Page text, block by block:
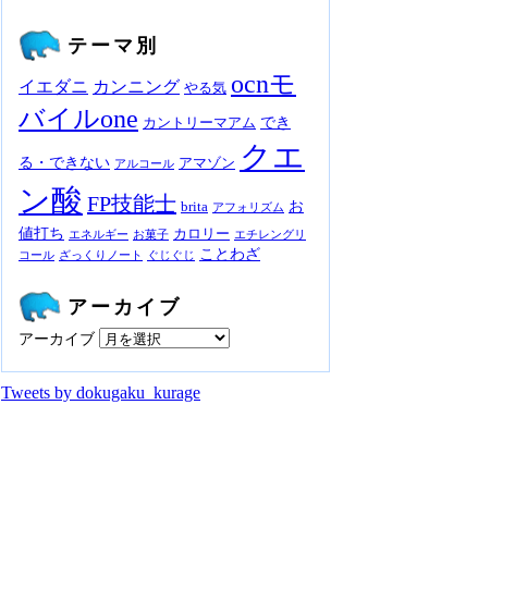
テーマ別
イエダニ カンニング やる気 ocnモ
バイルone カントリーマアム でき
る・できない アルコール アマゾン クエ
ン酸 FP技能士 brita アフォリズム お
値打ち エネルギー お菓子 カロリー エチレングリ
コール ざっくりノート ぐじぐじ ことわざ
アーカイブ
アーカイブ
Tweets by dokugaku_kurage